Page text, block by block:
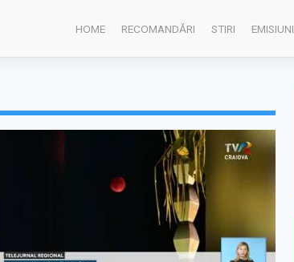
HOME RECOMANDĂRI STIRI EMISIUNI